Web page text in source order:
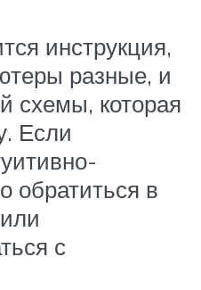
инструкция,
разные, и
схемы, которая
Если
обратиться в
с